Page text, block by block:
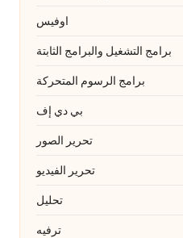
اوفيس
برامج التشغيل والبرامج الثابتة
برامج الرسوم المتحركة
بي دي إف
تحرير الصور
تحرير الفيديو
تحليل
ترفيه